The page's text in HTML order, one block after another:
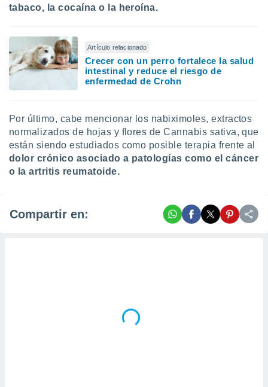
tabaco, la cocaína o la heroína.
Artículo relacionado
Crecer con un perro fortalece la salud
intestinal y reduce el riesgo de
enfermedad de Crohn
Por último, cabe mencionar los nabiximoles, extractos
normalizados de hojas y flores de Cannabis sativa, que
están siendo estudiados como posible terapia frente al
dolor crónico asociado a patologías como el cáncer
o la artritis reumatoide.
Compartir en: